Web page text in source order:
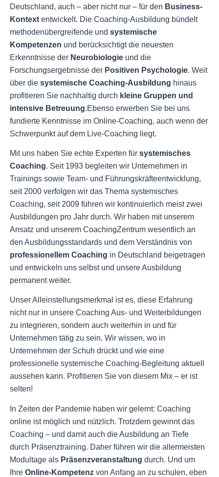
Deutschland, auch – aber nicht nur – für den Business-
Kontext entwickelt. Die Coaching-Ausbildung bündelt
methodenübergreifende und systemische
Kompetenzen und berücksichtigt die neuesten
Erkenntnisse der Neurobiologie und die
Forschungsergebnisse der Positiven Psychologie. Weit
über die systemische Coaching-Ausbildung hinaus
profitieren Sie nachhaltig durch kleine Gruppen und
intensive Betreuung.Ebenso erwerben Sie bei uns
fundierte Kenntnisse im Online-Coaching, auch wenn der
Schwerpunkt auf dem Live-Coaching liegt.
Mit uns haben Sie echte Experten für systemisches
Coaching. Seit 1993 begleiten wir Unternehmen in
Trainings sowie Team- und Führungskräfteentwicklung,
seit 2000 verfolgen wir das Thema systemisches
Coaching, seit 2009 führen wir kontinuierlich meist zwei
Ausbildungen pro Jahr durch. Wir haben mit unserem
Ansatz und unserem CoachingZentrum wesentlich an
den Ausbildungsstandards und dem Verständnis von
professionellem Coaching in Deutschland beigetragen
und entwickeln uns selbst und unsere Ausbildung
permanent weiter.
Unser Alleinstellungsmerkmal ist es, diese Erfahrung
nicht nur in unsere Coaching Aus- und Weiterbildungen
zu integrieren, sondern auch weiterhin in und für
Unternehmen tätig zu sein. Wir wissen, wo in
Unternehmen der Schuh drückt und wie eine
professionelle systemische Coaching-Begleitung aktuell
aussehen kann. Profitieren Sie von diesem Mix – er ist
selten!
In Zeiten der Pandemie haben wir gelernt: Coaching
online ist möglich und nützlich. Trotzdem gewinnt das
Coaching – und damit auch die Ausbildung an Tiefe
durch Präsenztraining. Daher führen wir die allermeisten
Modultage als Präsenzveranstaltung durch. Und um
Ihre Online-Kompetenz von Anfang an zu schulen, eben